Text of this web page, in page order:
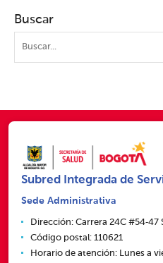
Buscar
Subred Integrada de
Sede Administrativa
Dirección: Carrera 24C
Código postal: 110621
Horario de atención: Lunes a